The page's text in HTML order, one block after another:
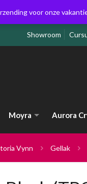
Showroom
Moyra Aurora
Vynn Gellak
voor onze